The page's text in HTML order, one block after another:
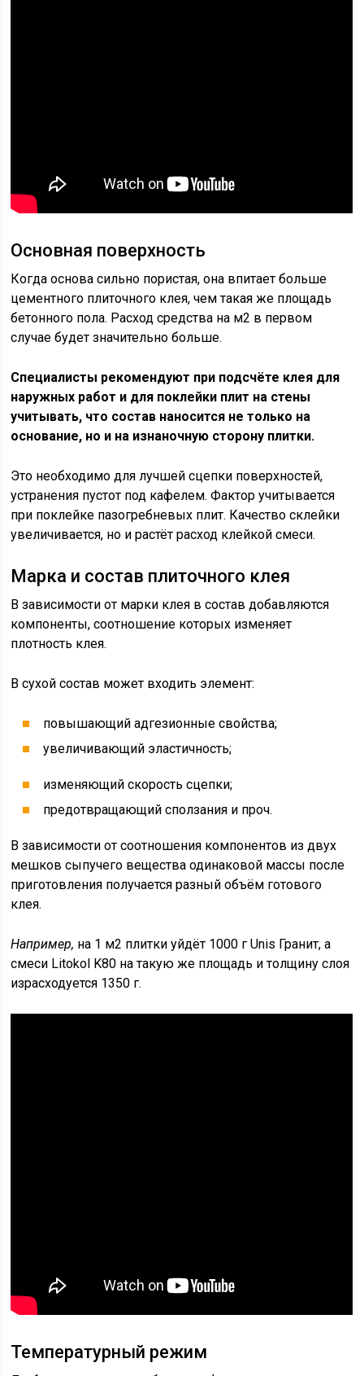
Основная поверхность
Когда основа сильно пористая, она впитает больше
цементного плиточного клея, чем такая же площадь
бетонного пола. Расход средства на м2 в первом
случае будет значительно больше.
Специалисты рекомендуют при подсчёте клея для
наружных работ и для поклейки плит на стены
учитывать, что состав наносится не только на
основание, но и на изнаночную сторону плитки.
Это необходимо для лучшей сцепки поверхностей,
устранения пустот под кафелем. Фактор учитывается
при поклейке пазогребневых плит. Качество склейки
увеличивается, но и растёт расход клейкой смеси.
Марка и состав плиточного клея
В зависимости от марки клея в состав добавляются
компоненты, соотношение которых изменяет
плотность клея.
В сухой состав может входить элемент:
повышающий адгезионные свойства;
увеличивающий эластичность;
изменяющий скорость сцепки;
предотвращающий сползания и проч.
В зависимости от соотношения компонентов из двух
мешков сыпучего вещества одинаковой массы после
приготовления получается разный объём готового
клея.
Например, на 1 м2 плитки уйдёт 1000 г Unis Гранит, а
смеси Litokol K80 на такую же площадь и толщину слоя
израсходуется 1350 г.
Температурный режим